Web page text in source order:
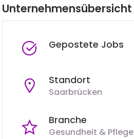
Unternehmensübersicht
Gepostete Jobs
Standort
Saarbrücken
Branche
Gesundheit & Pflege